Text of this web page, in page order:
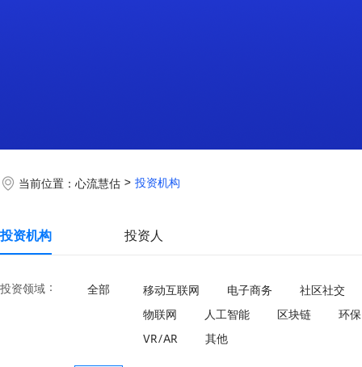
当前位置： 心流慧估 投资机构
投资机构 投资人
投资领域 ： 全部 移动互联网 电子商务
社区社交
物联网
人工智能 区块链
环保
VR/AR
其他